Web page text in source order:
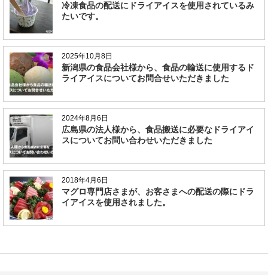
冷凍食品の配送にドライアイスを使用されているみ
たいです。
2025年10月8日
新潟県の食品会社様から、食品の輸送に使用するド
ライアイスについてお問合せいただきました
2024年8月6日
広島県の法人様から、食品搬送に必要なドライアイ
スについてお問い合わせいただきました
2018年4月6日
マグロ専門店さまが、お客さまへの配送の際にドラ
イアイスを使用されました。